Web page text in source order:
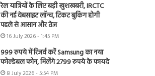
रेल यात्रियों के लिए बड़ी खुशखबरी, IRCTC
की नई वेबसाइट लॉन्च, टिकट बुकिंग होगी
पहले से आसान और तेज
16 July 2026 - 1:45 PM
999 रुपये में रिजर्व करें Samsung का नया
फोल्डेबल फोन, मिलेंगे 2799 रुपये के फायदे
8 July 2026 - 5:54 PM